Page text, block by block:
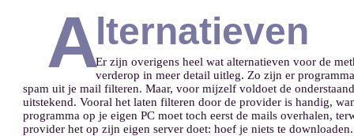
Alternatieven
Er zijn overigens heel wat alternatieven voor de
verderop in meer detail uitleg. Zo zijn er
spam uit je mail filteren. Maar, voor mijzelf voldoet de
uitstekend. Vooral het laten filteren door de provider is handig,
programma op je eigen PC moet toch eerst de mails overhalen,
provider het op zijn eigen server doet: hoef je niets te downloaden.